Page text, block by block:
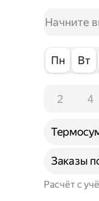
Пн Вт
2 4
Расчёт с
Заказы